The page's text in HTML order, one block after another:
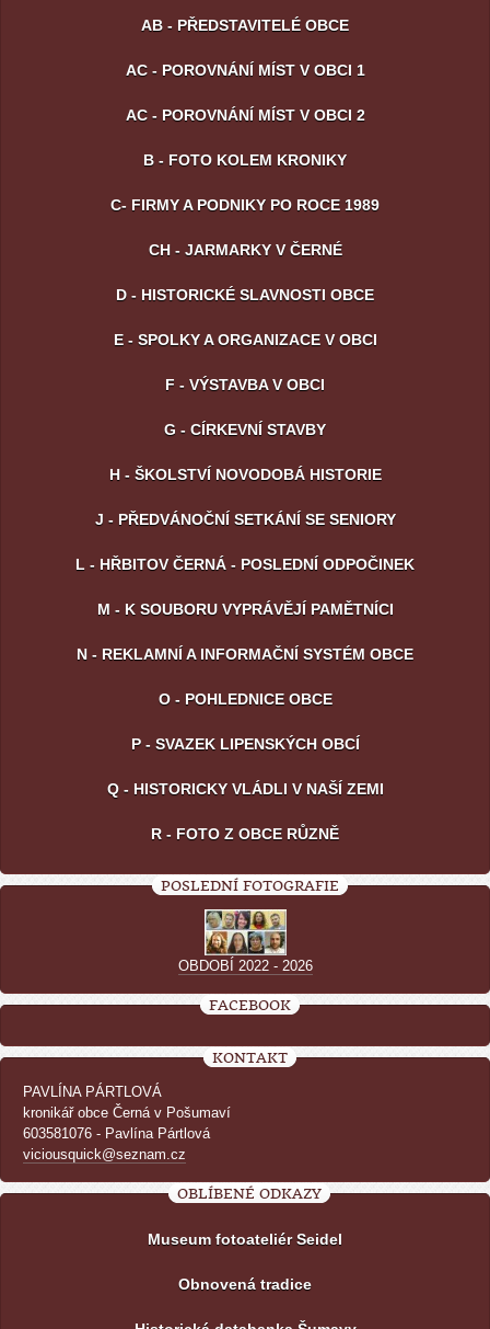
AB - PŘEDSTAVITELÉ OBCE
AC - POROVNÁNÍ MÍST V OBCI 1
AC - POROVNÁNÍ MÍST V OBCI 2
B - FOTO KOLEM KRONIKY
C- FIRMY A PODNIKY PO ROCE 1989
CH - JARMARKY V ČERNÉ
D - HISTORICKÉ SLAVNOSTI OBCE
E - SPOLKY A ORGANIZACE V OBCI
F - VÝSTAVBA V OBCI
G - CÍRKEVNÍ STAVBY
H - ŠKOLSTVÍ NOVODOBÁ HISTORIE
J - PŘEDVÁNOČNÍ SETKÁNÍ SE SENIORY
L - HŘBITOV ČERNÁ - POSLEDNÍ ODPOČINEK
M - K SOUBORU VYPRÁVĚJÍ PAMĚTNÍCI
N - REKLAMNÍ A INFORMAČNÍ SYSTÉM OBCE
O - POHLEDNICE OBCE
P - SVAZEK LIPENSKÝCH OBCÍ
Q - HISTORICKY VLÁDLI V NAŠÍ ZEMI
R - FOTO Z OBCE RŮZNĚ
POSLEDNÍ FOTOGRAFIE
OBDOBÍ 2022 - 2026
FACEBOOK
KONTAKT
PAVLÍNA PÁRTLOVÁ
kronikář obce Černá v Pošumaví
603581076 - Pavlína Pártlová
viciousquick@seznam.cz
OBLÍBENÉ ODKAZY
Museum fotoateliér Seidel
Obnovená tradice